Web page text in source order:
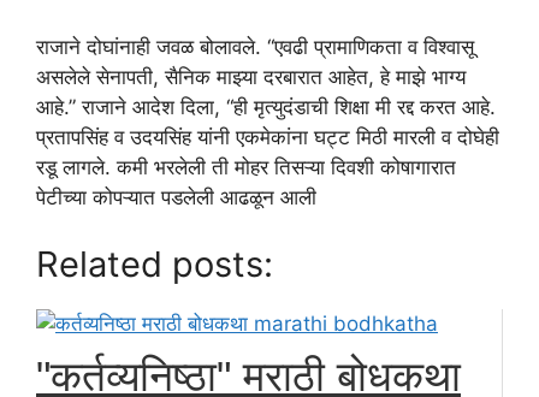
राजाने दोघांनाही जवळ बोलावले. “एवढी प्रामाणिकता व विश्वासू
असलेले सेनापती, सैनिक माझ्या दरबारात आहेत, हे माझे भाग्य
आहे.” राजाने आदेश दिला, “ही मृत्युदंडाची शिक्षा मी रद्द करत आहे.
प्रतापसिंह व उदयसिंह यांनी एकमेकांना घट्ट मिठी मारली व दोघेही
रडू लागले. कमी भरलेली ती मोहर तिसऱ्या दिवशी कोषागारात
पेटीच्या कोपऱ्यात पडलेली आढळून आली
Related posts:
"कर्तव्यनिष्ठा" मराठी बोधकथा